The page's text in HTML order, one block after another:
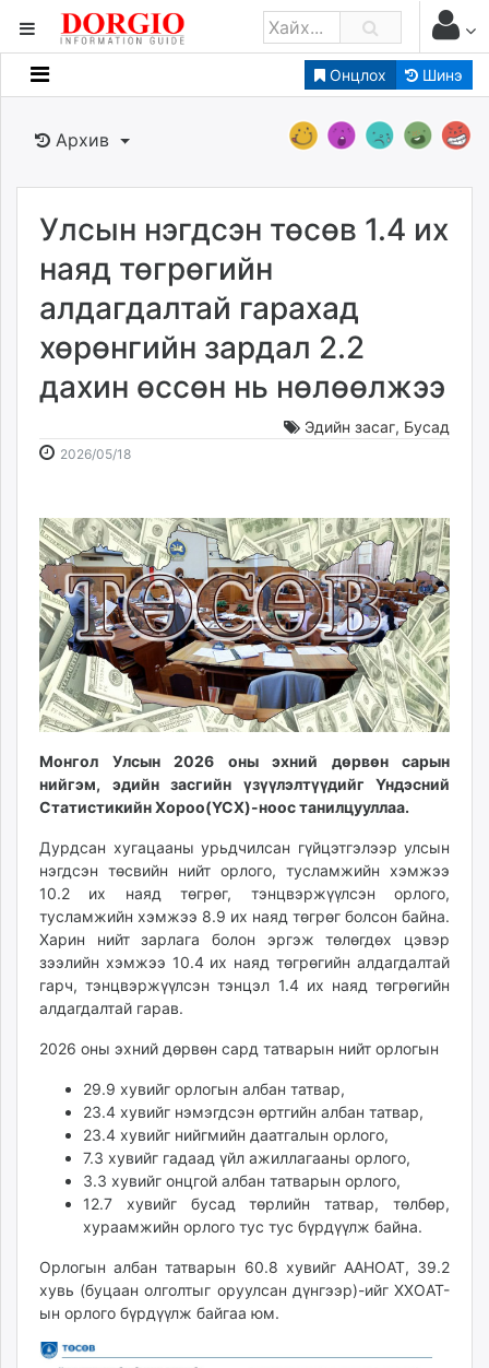
Онцлох Шинэ
Мэдээллийн
Банк санхүү
Бизнес ААН
Төрийн
dorgio.mn
Gogo.mn
caak.mn
news.mn
Baabar.mn
mnb.mn
Livetv.mn
Eguur.mn
24tsag.mn
shuud.mn
eagle.mn
ergelt.mn
zarig.mn
today.mn
zuv.mn
mminfo.mn
urlag.mn
unen.mn
asu.mn
shudarga.mn
shuurhai.mn
unuudur.mn
mglradio.com
itoim.mn
tumen.mn
shuum.mn
times.mn
unegui.mn
assa.mn
toim.mn
tac.mn
Архив
Улсын нэгдсэн төсөв 1.4 их
наяд төгрөгийн
алдагдалтай гарахад
хөрөнгийн зардал 2.2
дахин өссөн нь нөлөөлжээ
Эдийн засаг, Бусад
2026/05/182026-
15:51:48
2026-
23:40:06
Монгол Улсын 2026 оны эхний дөрвөн сарын
нийгэм, эдийн засгийн үзүүлэлтүүдийг Үндэсний
Статистикийн Хороо(ҮСХ)-ноос танилцууллаа.
Дурдсан хугацааны урьдчилсан гүйцэтгэлээр улсын
нэгдсэн төсвийн нийт орлого, тусламжийн хэмжээ
10.2 их наяд төгрөг, тэнцвэржүүлсэн орлого,
тусламжийн хэмжээ 8.9 их наяд төгрөг болсон байна.
Харин нийт зарлага болон эргэж төлөгдөх цэвэр
зээлийн хэмжээ 10.4 их наяд төгрөгийн алдагдалтай
гарч, тэнцвэржүүлсэн тэнцэл 1.4 их наяд төгрөгийн
алдагдалтай гарав.
2026 оны эхний дөрвөн сард татварын нийт орлогын
29.9 хувийг орлогын албан татвар,
23.4 хувийг нэмэгдсэн өртгийн албан татвар,
23.4 хувийг нийгмийн даатгалын орлого,
7.3 хувийг гадаад үйл ажиллагааны орлого,
3.3 хувийг онцгой албан татварын орлого,
12.7 хувийг бусад төрлийн татвар, төлбөр,
хураамжийн орлого тус тус бүрдүүлж байна.
Орлогын албан татварын 60.8 хувийг ААНОАТ, 39.2
хувь (буцаан олголтыг оруулсан дүнгээр)-ийг ХХОАТ-
ын орлого бүрдүүлж байгаа юм.